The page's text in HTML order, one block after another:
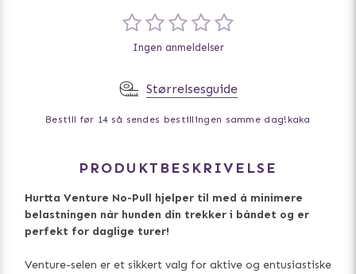
Ingen anmeldelser
Størrelsesguide
Bestill før 14 så sendes bestillingen samme dag! kaka
PRODUKTBESKRIVELSE
Hurtta Venture No-Pull hjelper til med å minimere
belastningen når hunden din trekker i båndet og er
perfekt for daglige turer!
Venture-selen er et sikkert valg for aktive og entusiastiske